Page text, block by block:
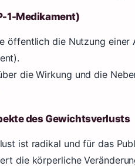
1-Medikament)
öffentlich die Nutzung einer
die Wirkung und die
des Gewichtsverlusts
ist radikal und für das
die körperliche